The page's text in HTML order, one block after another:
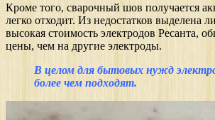
Кроме того, сварочный шов получается
легко отходит. Из недостатков выделена
высокая стоимость электродов Ресанта,
цены, чем на другие электроды.
В целом для бытовых нужд
более чем подходят.